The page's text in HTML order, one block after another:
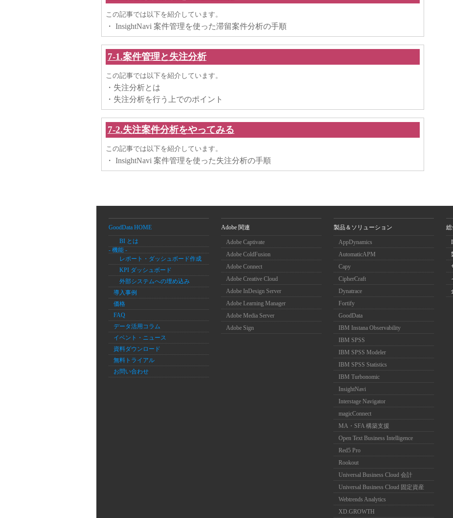
この記事では以下を紹介しています。
・ InsightNavi 案件管理を使った滞留案件分析の手順
7-1.案件管理と失注分析
この記事では以下を紹介しています。
・失注分析とは
・失注分析を行う上でのポイント
7-2.失注案件分析をやってみる
この記事では以下を紹介しています。
・ InsightNavi 案件管理を使った失注分析の手順
GoodData HOME
BI とは
- 機能 -
レポート・ダッシュボード作成
KPI ダッシュボード
外部システムへの埋め込み
導入事例
価格
FAQ
データ活用コラム
イベント・ニュース
資料ダウンロード
無料トライアル
お問い合わせ
Adobe 関連
Adobe Captivate
Adobe ColdFusion
Adobe Connect
Adobe Creative Cloud
Adobe InDesign Server
Adobe Learning Manager
Adobe Media Server
Adobe Sign
製品＆ソリューション
AppDynamics
AutomaticAPM
Capy
CipherCraft
Dynatrace
Fortify
GoodData
IBM Instana Observability
IBM SPSS
IBM SPSS Modeler
IBM SPSS Statistics
IBM Turbonomic
InsightNavi
Interstage Navigator
magicConnect
MA・SFA 構築支援
Open Text Business Intelligence
Red5 Pro
Rookout
Universal Business Cloud 会計
Universal Business Cloud 固定資産
Webtrends Analytics
XD.GROWTH